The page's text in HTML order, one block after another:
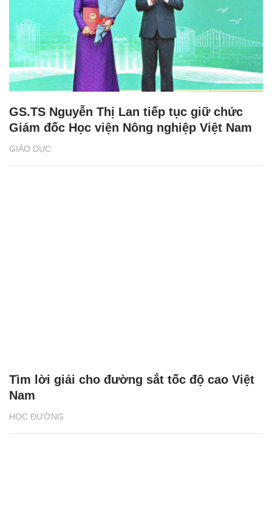
GIÁO DỤC
GS.TS Nguyễn Thị Lan tiếp tục giữ chức
Giám đốc Học viện Nông nghiệp Việt Nam
HỌC ĐƯỜNG
Tìm lời giải cho đường sắt tốc độ cao Việt
Nam